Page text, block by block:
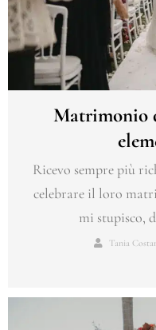
Matrimonio
Ricevo sempre più
celebrare il loro
mi stupisco,
Tania